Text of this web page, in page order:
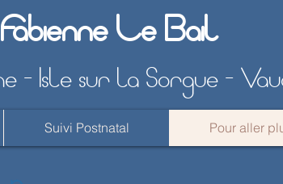
Fabienne Le Bail
- Isle sur la Sorgue -
Suivi Postnatal Pour aller